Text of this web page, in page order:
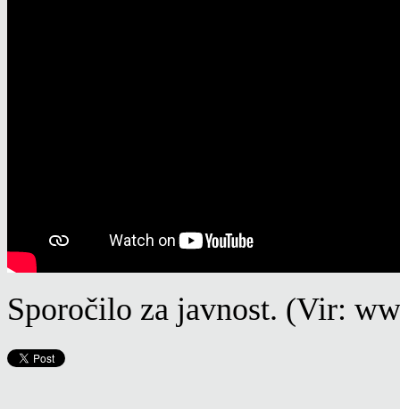
Sporočilo za javnost. (Vir: